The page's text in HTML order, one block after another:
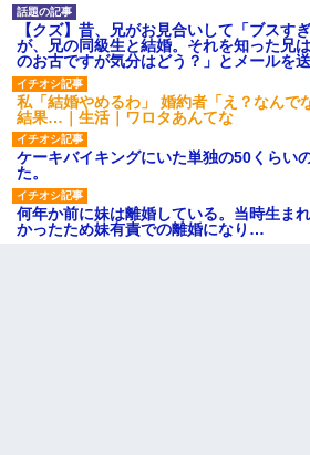
【クズ】昔、兄がお見合いして「ブスす
が、兄の同級生と結婚。それを知った兄
のお古ですが気分はどう？」とメールを
私「結婚やめるわ」 婚約者「え？なん
結果…｜生活｜ワロタあんてな
ケーキバイキングにいた単独の50くらい
た。
何年か前に妹は離婚している。当時生ま
かったため妹有責での離婚になり…